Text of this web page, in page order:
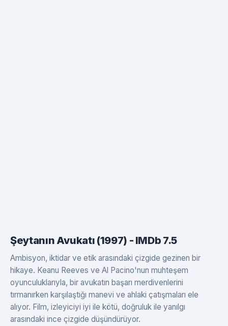
Şeytanın Avukatı (1997) - IMDb 7.5
Ambisyon, iktidar ve etik arasındaki çizgide gezinen bir
hikaye. Keanu Reeves ve Al Pacino'nun muhteşem
oyunculuklarıyla, bir avukatın başarı merdivenlerini
tırmanırken karşılaştığı manevi ve ahlaki çatışmaları ele
alıyor. Film, izleyiciyi iyi ile kötü, doğruluk ile yanılgı
arasındaki ince çizgide düşündürüyor.